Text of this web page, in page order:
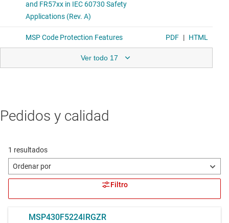
Ver todo 17
Pedidos y calidad